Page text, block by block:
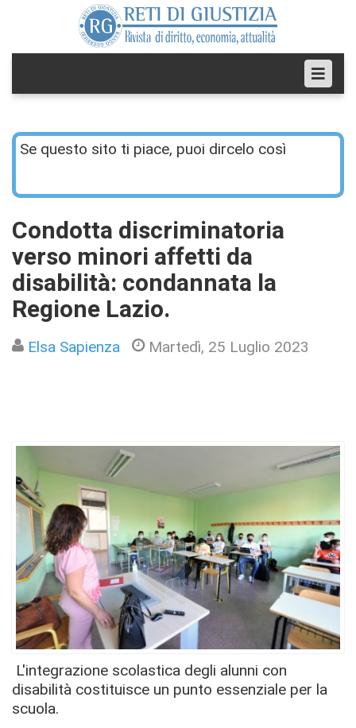
Se questo sito ti piace, puoi dircelo così
Condotta discriminatoria
verso minori affetti da
disabilità: condannata la
Regione Lazio.
Elsa Sapienza Martedì, 25 Luglio 2023
L'integrazione scolastica degli alunni con
disabilità costituisce un punto essenziale per la
scuola.